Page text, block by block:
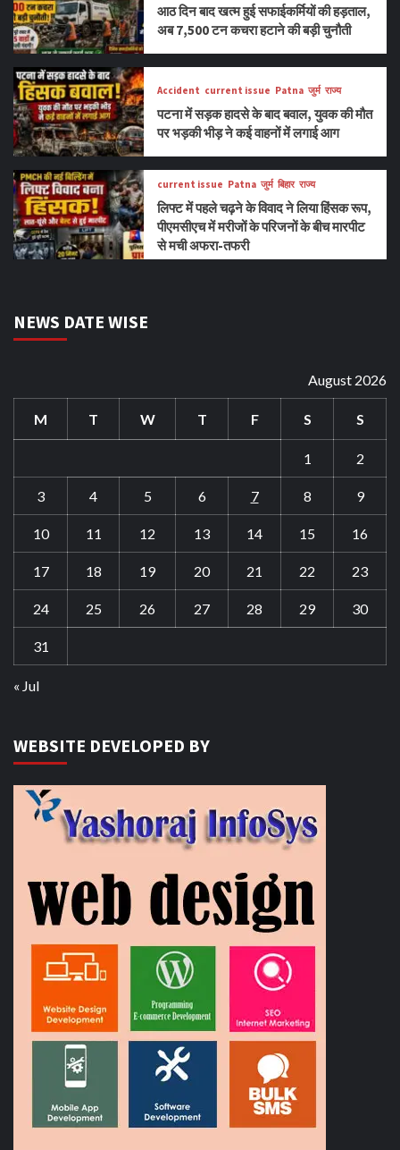
आठ दिन बाद खत्म हुई सफाईकर्मियों की हड़ताल,
अब 7,500 टन कचरा हटाने की बड़ी चुनौती
Accident current issue Patna जुर्म राज्य
पटना में सड़क हादसे के बाद बवाल, युवक की मौत
पर भड़की भीड़ ने कई वाहनों में लगाई आग
current issue Patna जुर्म बिहार राज्य
लिफ्ट में पहले चढ़ने के विवाद ने लिया हिंसक रूप,
पीएमसीएच में मरीजों के परिजनों के बीच मारपीट
से मची अफरा-तफरी
NEWS DATE WISE
August 2026
M T W T F S S
1 2
3 4 5 6 7 8 9
10 11 12 13 14 15 16
17 18 19 20 21 22 23
24 25 26 27 28 29 30
31
« Jul
WEBSITE DEVELOPED BY